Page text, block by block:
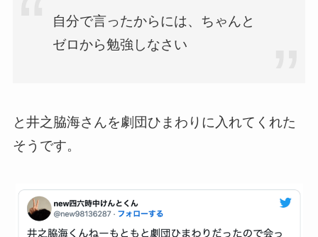
自分で言ったからには、ちゃんと
ゼロから勉強しなさい
と井之脇海さんを劇団ひまわりに入れてくれた
そうです。